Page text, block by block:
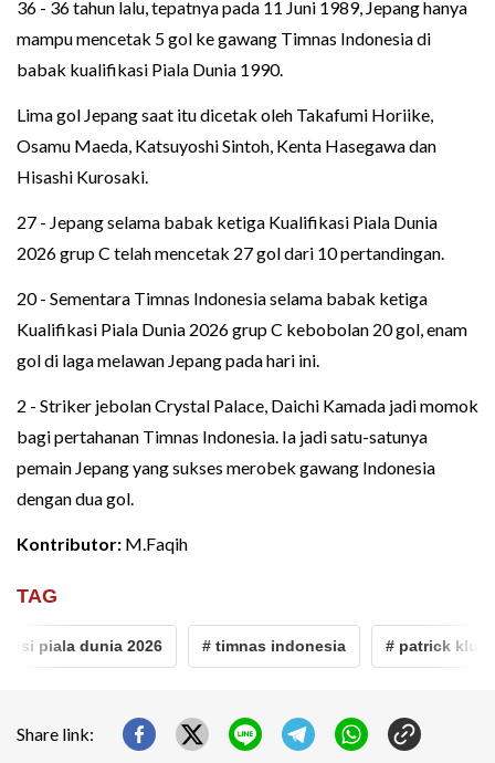
36 - 36 tahun lalu, tepatnya pada 11 Juni 1989, Jepang hanya
mampu mencetak 5 gol ke gawang Timnas Indonesia di
babak kualifikasi Piala Dunia 1990.
Lima gol Jepang saat itu dicetak oleh Takafumi Horiike,
Osamu Maeda, Katsuyoshi Sintoh, Kenta Hasegawa dan
Hisashi Kurosaki.
27 - Jepang selama babak ketiga Kualifikasi Piala Dunia
2026 grup C telah mencetak 27 gol dari 10 pertandingan.
20 - Sementara Timnas Indonesia selama babak ketiga
Kualifikasi Piala Dunia 2026 grup C kebobolan 20 gol, enam
gol di laga melawan Jepang pada hari ini.
2 - Striker jebolan Crystal Palace, Daichi Kamada jadi momok
bagi pertahanan Timnas Indonesia. Ia jadi satu-satunya
pemain Jepang yang sukses merobek gawang Indonesia
dengan dua gol.
Kontributor: M.Faqih
TAG
piala dunia 2026 # timnas indonesia # patrick kluivert
Share link: